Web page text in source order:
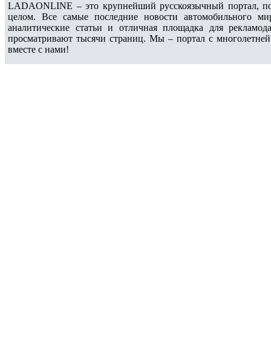
LADAONLINE – это крупнейший русскоязычный портал,
целом. Все самые последние новости автомобильного
аналитические статьи и отличная площадка для
просматривают тысячи страниц. Мы – портал с
вместе с нами!